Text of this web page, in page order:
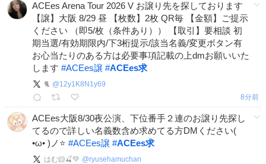
ACEes Arena Tour 2026 V お譲り先を探しております
【譲】大阪 8/29 昼 【枚数】2枚 QR毎 【金額】ご提示
ください （即5/枚（条件あり）） 【取引】要相談 初
期当選/有効期限内/下3桁提示/該当名義/変更ボタン有
お心当たりのある方は必要事項記載の上dmお願いいた
します #ACEes譲 #ACEes求
🐈 @12y1K8N1y69
9分前
ACEes大阪8/30夜公演、下位番手２連のお譲り先探し
てるので詳しい名義数含め求めてる方DMください(
•ω• )ノ⭐️ #ACEes譲 #ACEes求
はむ🐹🍒💚 @ryusehamuchan